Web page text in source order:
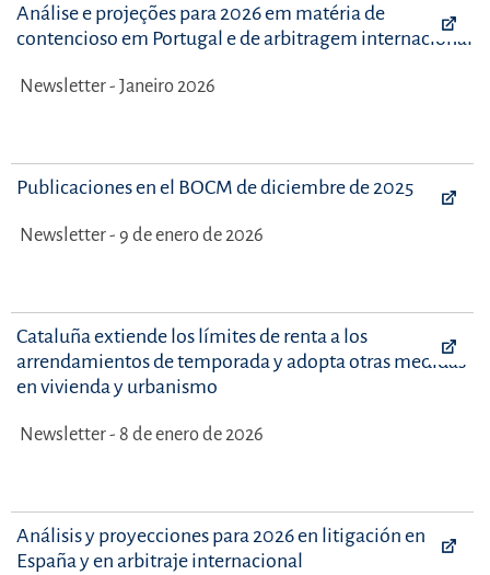
Análise e projeções para 2026 em matéria de
contencioso em Portugal e de arbitragem internacional
Newsletter - Janeiro 2026
Publicaciones en el BOCM de diciembre de 2025
Newsletter - 9 de enero de 2026
Cataluña extiende los límites de renta a los
arrendamientos de temporada y adopta otras medidas
en vivienda y urbanismo
Newsletter - 8 de enero de 2026
Análisis y proyecciones para 2026 en litigación en
España y en arbitraje internacional